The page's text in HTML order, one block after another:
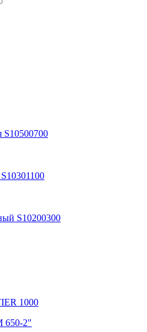
S10500700
S10200300
1000
650-2"